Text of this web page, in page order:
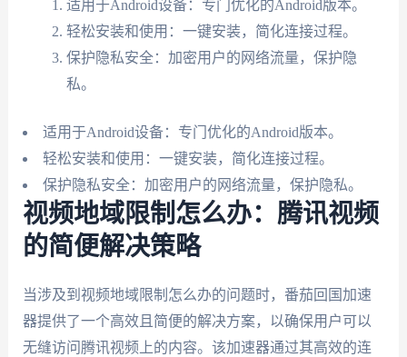
适用于Android设备：专门优化的Android版本。
轻松安装和使用：一键安装，简化连接过程。
保护隐私安全：加密用户的网络流量，保护隐
私。
适用于Android设备：专门优化的Android版本。
轻松安装和使用：一键安装，简化连接过程。
保护隐私安全：加密用户的网络流量，保护隐私。
视频地域限制怎么办：腾讯视频
的简便解决策略
当涉及到视频地域限制怎么办的问题时，番茄回国加速
器提供了一个高效且简便的解决方案，以确保用户可以
无缝访问腾讯视频上的内容。该加速器通过其高效的连